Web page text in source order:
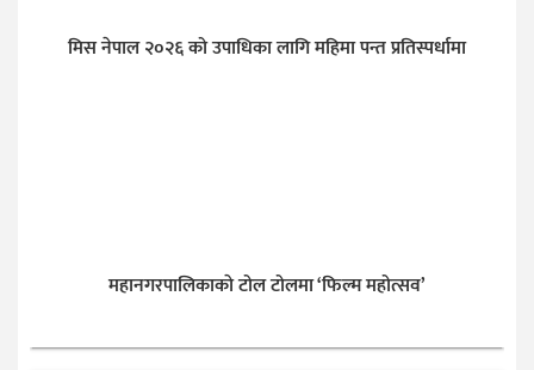
मिस नेपाल २०२६ को उपाधिका लागि महिमा पन्त प्रतिस्पर्धामा
महानगरपालिकाकाे टोल टोलमा ‘फिल्म महोत्सव’